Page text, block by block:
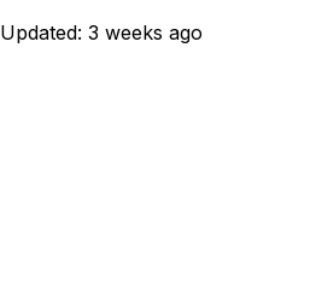
Updated: 3 weeks ago